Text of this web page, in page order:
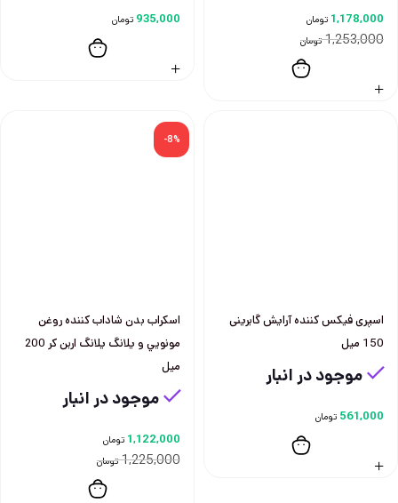
1,253,000 تومان
1,178,000 تومان 935,000 تومان
اسپری فيكس كننده آرايش گابرينی
150 ميل
موجود در انبار
561,000 تومان
-8%
اسكراب بدن شاداب كننده روغن
مونويي و يلانگ يلانگ اربن كر 200
ميل
موجود در انبار
1,225,000 تومان
1,122,000 تومان